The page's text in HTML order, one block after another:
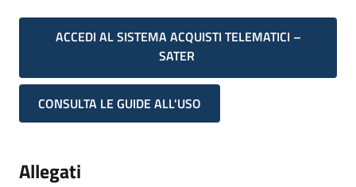
ACCEDI AL SISTEMA ACQUISTI TELEMATICI –
SATER
CONSULTA LE GUIDE ALL'USO
Allegati